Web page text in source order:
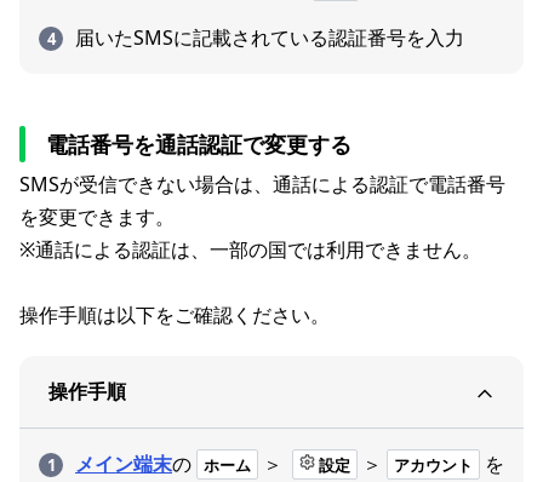
届いたSMSに記載されている認証番号を入力
電話番号を通話認証で変更する
SMSが受信できない場合は、通話による認証で電話番号
を変更できます。
※通話による認証は、一部の国では利用できません。
操作手順は以下をご確認ください。
操作手順
メイン端末の ホーム ＞ 設定 ＞ アカウント
を